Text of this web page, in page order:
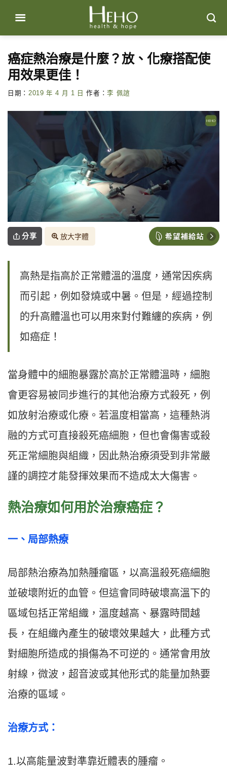
content
癌症熱治療是什麼？放、化療搭配使
用效果更佳！
日期： 2019 年 4 月 1 日 作者：李 佩諠
分享 放大字體
高熱是指高於正常體溫的溫度，通常因疾病
而引起，例如發燒或中暑。但是，經過控制
的升高體溫也可以用來對付難纏的疾病，例
如癌症！
當身體中的細胞暴露於高於正常體溫時，細胞
會更容易被同步進行的其他治療方式殺死，例
如放射治療或化療。若溫度相當高，這種熱消
融的方式可直接殺死癌細胞，但也會傷害或殺
死正常細胞與組織，因此熱治療須受到非常嚴
謹的調控才能發揮效果而不造成太大傷害。
熱治療如何用於治療癌症？
一、局部熱療
局部熱治療為加熱腫瘤區，以高溫殺死癌細胞
並破壞附近的血管。但這會同時破壞高溫下的
區域包括正常組織，溫度越高、暴露時間越
長，在組織內產生的破壞效果越大，此種方式
對細胞所造成的損傷為不可逆的。通常會用放
射線，微波，超音波或其他形式的能量加熱要
治療的區域。
治療方式：
1.以高能量波對準靠近體表的腫瘤。